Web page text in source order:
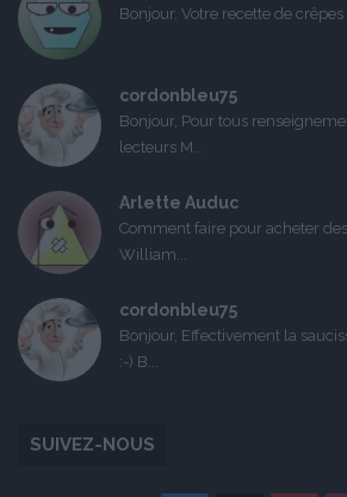
Bonjour, Votre recette de
cordonbleu75
Bonjour, Pour tous
lecteurs M...
Arlette Auduc
Comment faire pour acheter
William...
cordonbleu75
Bonjour, Effectivement la
:-) B...
SUIVEZ-NOUS